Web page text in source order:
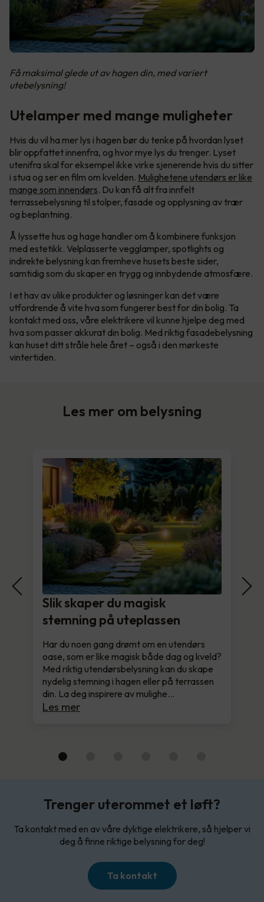
Få maksimal glede ut av hagen din, med variert
utebelysning!
Utelamper med mange muligheter
Hvis du vil ha mer lys i hagen bør du tenke på hvordan lyset
blir oppfattet innenfra, og hvor mye lys du trenger. Lyset
utenifra skal for eksempel ikke virke sjenerende hvis du sitter
i stua og ser en film om kvelden. Mulighetene utendørs er like
mange som innendørs. Du kan få alt fra innfelt
terrassebelysning til stolper, fasade og opplysning av trær
og beplantning.
Å lyssette hus og hage handler om å kombinere funksjon
med estetikk. Velplasserte vegglamper, spotlights og
indirekte belysning kan fremheve husets beste sider,
samtidig som du skaper en trygg og innbydende atmosfære.
I et hav av ulike produkter og løsninger kan det være
utfordrende å vite hva som fungerer best for din bolig. Ta
kontakt med oss, våre elektrikere vil kunne hjelpe deg med
hva som passer akkurat din bolig. Med riktig fasadebelysning
kan huset ditt stråle hele året – også i den mørkeste
vintertiden.
Les mer om belysning
Slik skaper du magisk
stemning på uteplassen
Har du noen gang drømt om en utendørs
oase, som er like magisk både dag og kveld?
Med riktig utendørsbelysning kan du skape
nydelig stemning i hagen eller på terrassen
din. La deg inspirere av mulighe…
Les mer
Trenger uterommet et løft?
Ta kontakt med en av våre dyktige elektrikere, så hjelper vi
deg å finne riktige belysning for deg!
Ta kontakt